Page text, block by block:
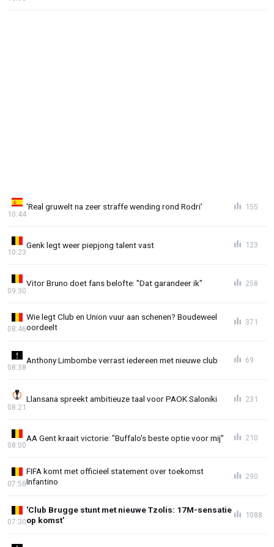
'Real gruwelt na zeer straffe wending rond Rodri'
10:44
155
Genk legt weer piepjong talent vast
10:23
123
Vitor Bruno doet fans belofte: "Dat garandeer ik"
09:30
258
Wie legt Club en Union vuur aan schenen? Boudeweel
oordeelt
08:46
371
Anthony Limbombe verrast iedereen met nieuwe club
08:38
69
Llansana spreekt ambitieuze taal voor PAOK Saloniki
08:21
231
AA Gent kraait victorie: "Buffalo's beste optie voor mij"
08:00
210
FIFA komt met officieel statement over toekomst
Infantino
07:58
290
'Club Brugge stunt met nieuwe Tzolis: 17M-sensatie
op komst'
07:30
1088